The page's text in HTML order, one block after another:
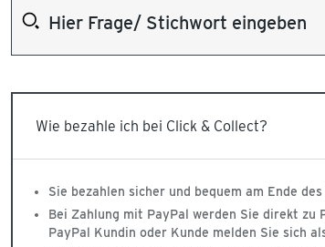
Wie bezahle ich bei Click & Collect?
Sie bezahlen sicher und bequem am Ende
Bei Zahlung mit PayPal werden Sie direkt
PayPal Kundin oder Kunde melden Sie sich